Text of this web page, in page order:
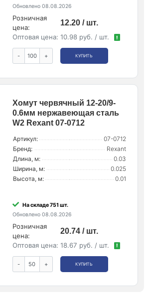
Обновлено 08.08.2026
Розничная
цена:
12.20 / шт.
Оптовая цена: 10.98 руб. / шт. !
- + КУПИТЬ
Хомут червячный 12-20/9-
0.6мм нержавеющая сталь
W2 Rexant 07-0712
Артикул:
07-0712
Бренд:
Rexant
Длина, м:
0.03
Ширина, м:
0.025
Высота, м:
0.01
На складе 751 шт.
Обновлено 08.08.2026
Розничная
цена:
20.74 / шт.
Оптовая цена: 18.67 руб. / шт. !
- + КУПИТЬ